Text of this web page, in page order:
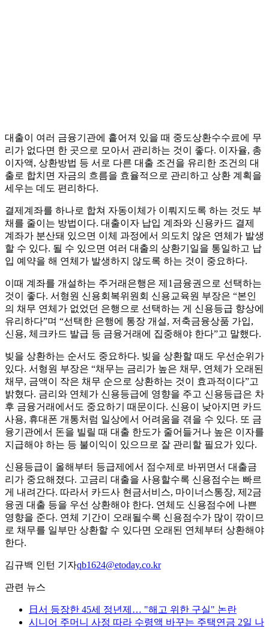
대출이 여러 금융기관에 흩어져 있을 때 중도상환수수료에 무
리가 없다면 한 곳으로 모아서 관리하는 것이 좋다. 이자율, 총
이자액, 상환방법 등 서로 다른 대출 조건을 유리한 조건의 대
출로 합치면 자금의 흐름을 효율적으로 관리하고 상환 계획을
세우는 데도 편리하다.
결제계좌를 하나로 합쳐 자동이체가 이뤄지도록 하는 것도 부
채를 줄이는 방법이다. 대출이자 납입 계좌와 신용카드 결제
계좌가 분산돼 있으면 이체 과정에서 의도치 않은 연체가 발생
할 수 있다. 될 수 있으면 여러 대출의 상환기일을 통일하고 납
입 예약을 해 연체가 발생하지 않도록 하는 것이 중요하다.
이때 계좌를 개설하는 주거래은행은 제1금융권으로 선택하는
것이 좋다. 서형원 신용회복위원회 신용교육원 부장은 “본인
의 채무 연체가 없었던 은행으로 선택하는 게 신용등급 향상에
유리하다”며 “선택한 은행에 통장 개설, 저축금융상품 가입,
신용, 체크카드 발급 등 금융거래에 집중해야 한다”고 말했다.
빚을 상환하는 순서도 중요하다. 빚을 상환할 때도 우선순위가
있다. 서형원 부장은 “채무는 금리가 높은 채무, 연체가 오래된
채무, 금액이 작은 채무 순으로 상환하는 것이 효과적이다”고
밝혔다. 금리와 연체가 신용등급에 영향을 주고 신용등급은 차
후 금융거래에서도 중요하기 때문이다. 신용이 낮아지면 카드
사용, 휴대폰 개통처럼 일상에서 어려움을 겪을 수 있다. 또 금
융기관에서 돈을 빌릴 때 대출 한도가 줄어들거나 높은 이자를
지급해야 하는 등 불이익이 있으므로 잘 관리할 필요가 있다.
신용등급이 올해부터 등급제에서 점수제로 바뀌면서 대출금
리가 중요해졌다. 고금리 대출을 사용할수록 신용점수는 빠르
게 내려간다. 따라서 카드사 현금서비스, 마이너스통장, 제2금
융권 대출 등을 우선 상환해야 한다. 연체도 신용점수에 나쁜
영향을 준다. 연체 기간이 오래될수록 신용점수가 많이 깎이므
로 채무를 일부만 상환할 수 있다면 오래된 연체부터 상환해야
한다.
김규백 인턴 기자qb1624@etoday.co.kr
관련 뉴스
日서 등장한 45세 정년제… "해고 위한 구실" 논란
시니어 주머니 사정 따라 수령액 바꾸는 주택연금 2일 나